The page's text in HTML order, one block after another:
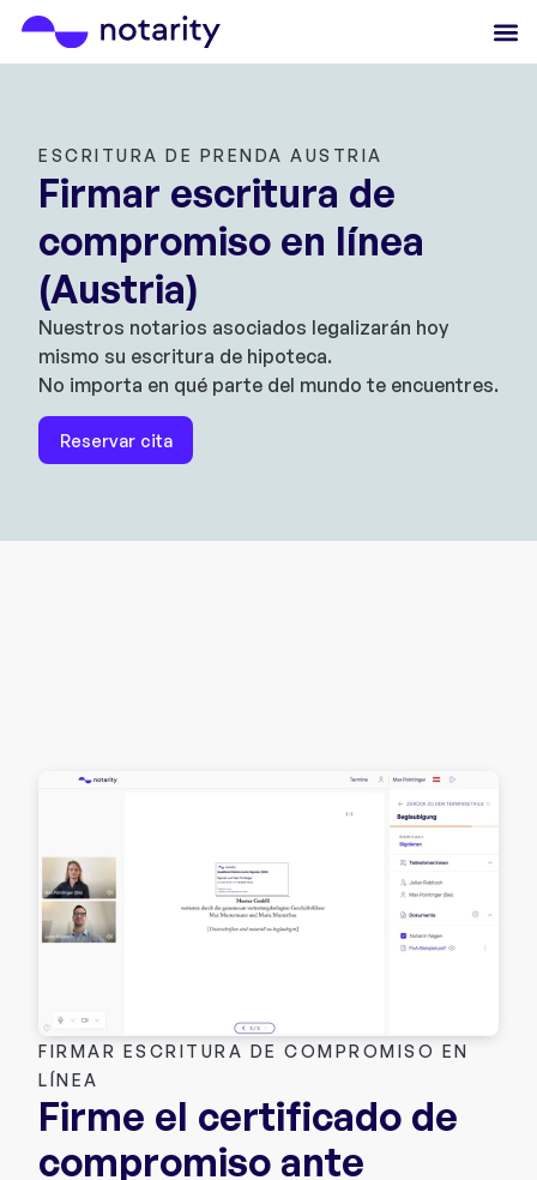
ESCRITURA DE PRENDA AUSTRIA
Firmar escritura de
compromiso en línea
(Austria)
Nuestros notarios asociados legalizarán hoy
mismo su escritura de hipoteca.
No importa en qué parte del mundo te encuentres.
Reservar cita
FIRMAR ESCRITURA DE COMPROMISO EN
LÍNEA
Firme el certificado de
compromiso ante